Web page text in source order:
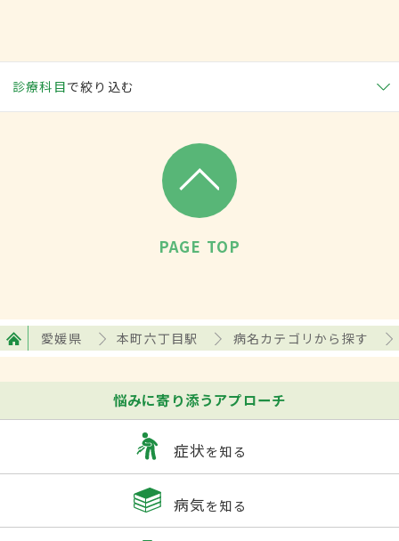
診療科目で絞り込む
PAGE TOP
愛媛県 本町六丁目駅 病名カテゴリから探す
悩みに寄り添うアプローチ
症状を知る
病気を知る